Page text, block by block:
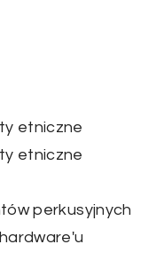
etniczne
etniczne
perkusyjnych